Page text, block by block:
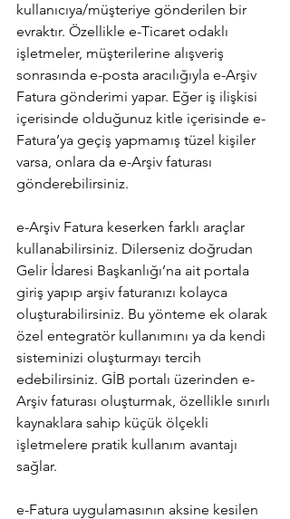
kullanıcıya/müşteriye gönderilen bir
evraktır. Özellikle e-Ticaret odaklı
işletmeler, müşterilerine alışveriş
sonrasında e-posta aracılığıyla e-Arşiv
Fatura gönderimi yapar. Eğer iş ilişkisi
içerisinde olduğunuz kitle içerisinde e-
Fatura’ya geçiş yapmamış tüzel kişiler
varsa, onlara da e-Arşiv faturası
gönderebilirsiniz.
e-Arşiv Fatura keserken farklı araçlar
kullanabilirsiniz. Dilerseniz doğrudan
Gelir İdaresi Başkanlığı’na ait portala
giriş yapıp arşiv faturanızı kolayca
oluşturabilirsiniz. Bu yönteme ek olarak
özel entegratör kullanımını ya da kendi
sisteminizi oluşturmayı tercih
edebilirsiniz. GİB portalı üzerinden e-
Arşiv faturası oluşturmak, özellikle sınırlı
kaynaklara sahip küçük ölçekli
işletmelere pratik kullanım avantajı
sağlar.
e-Fatura uygulamasının aksine kesilen